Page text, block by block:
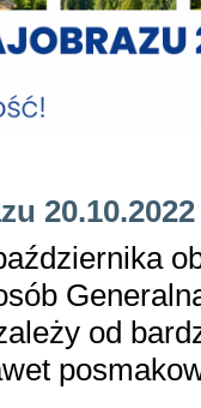
20.10.2022
od